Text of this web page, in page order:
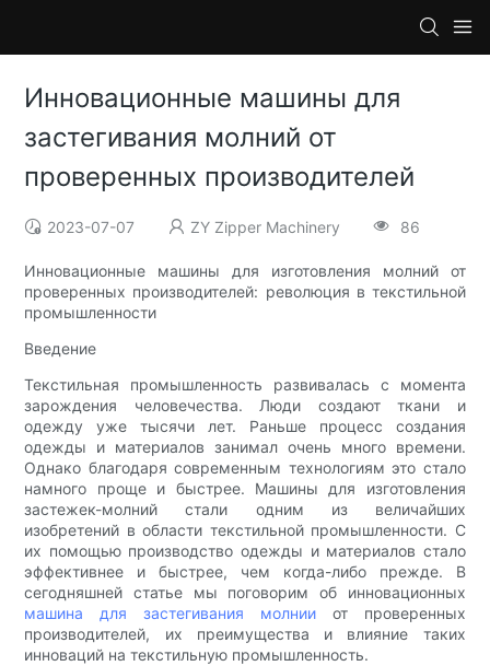
Инновационные машины для
застегивания молний от
проверенных производителей
2023-07-07 ZY Zipper Machinery 86
Инновационные машины для изготовления молний от
проверенных производителей: революция в текстильной
промышленности
Введение
Текстильная промышленность развивалась с момента
зарождения человечества. Люди создают ткани и
одежду уже тысячи лет. Раньше процесс создания
одежды и материалов занимал очень много времени.
Однако благодаря современным технологиям это стало
намного проще и быстрее. Машины для изготовления
застежек-молний стали одним из величайших
изобретений в области текстильной промышленности. С
их помощью производство одежды и материалов стало
эффективнее и быстрее, чем когда-либо прежде. В
сегодняшней статье мы поговорим об инновационных
машина для застегивания молнии от проверенных
производителей, их преимущества и влияние таких
инноваций на текстильную промышленность.